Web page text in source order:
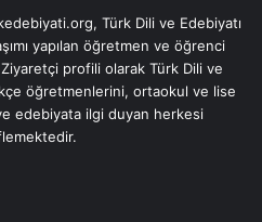
Türk Dili ve Edebiyatı
yapılan öğretmen ve öğrenci
profili olarak Türk Dili ve
öğretmenlerini, ortaokul ve lise
edebiyata ilgi duyan herkesi